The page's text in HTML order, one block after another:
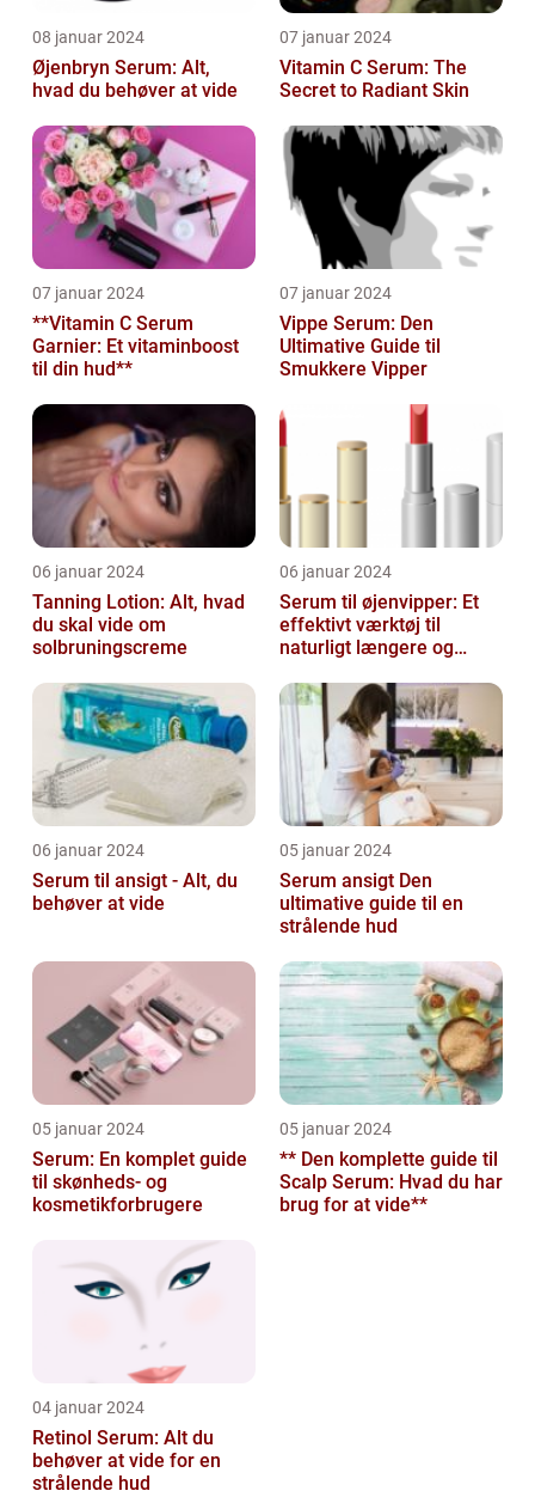
08 januar 2024
Øjenbryn Serum: Alt,
hvad du behøver at vide
07 januar 2024
Vitamin C Serum: The
Secret to Radiant Skin
07 januar 2024
**Vitamin C Serum
Garnier: Et vitaminboost
til din hud**
07 januar 2024
Vippe Serum: Den
Ultimative Guide til
Smukkere Vipper
06 januar 2024
Tanning Lotion: Alt, hvad
du skal vide om
solbruningscreme
06 januar 2024
Serum til øjenvipper: Et
effektivt værktøj til
naturligt længere og
06 januar 2024
Serum til ansigt - Alt, du
behøver at vide
05 januar 2024
Serum ansigt Den
ultimative guide til en
strålende hud
05 januar 2024
Serum: En komplet guide
til skønheds- og
kosmetikforbrugere
05 januar 2024
** Den komplette guide til
Scalp Serum: Hvad du har
brug for at vide**
04 januar 2024
Retinol Serum: Alt du
behøver at vide for en
strålende hud